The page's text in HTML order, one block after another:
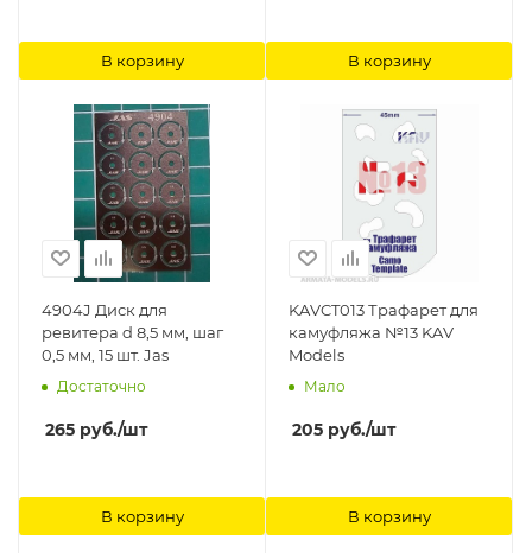
В корзину В корзину
4904J Диск для
ревитера d 8,5 мм, шаг
0,5 мм, 15 шт. Jas
Достаточно
265 руб./шт
В корзину
KAVCT013 Трафарет для
камуфляжа №13 KAV
Models
Мало
205 руб./шт
В корзину